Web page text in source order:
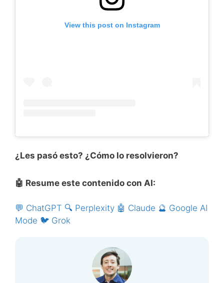
View this post on Instagram
¿Les pasó esto? ¿Cómo lo resolvieron?
🤖 Resume este contenido con AI:
💬 ChatGPT 🔍 Perplexity 🤖 Claude 🔮 Google AI
Mode 🐦 Grok